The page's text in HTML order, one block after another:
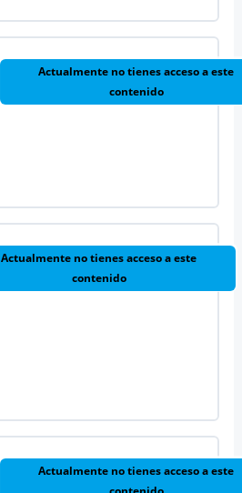
Actualmente no tienes acceso a este
contenido
Actualmente no tienes acceso a este
contenido
Actualmente no tienes acceso a este